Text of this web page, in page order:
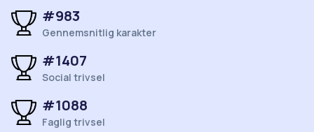
#983
Gennemsnitlig karakter
#1407
Social trivsel
#1088
Faglig trivsel